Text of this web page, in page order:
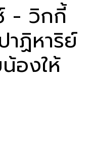
- วิกกี้
าฏิหาริย์
องให้